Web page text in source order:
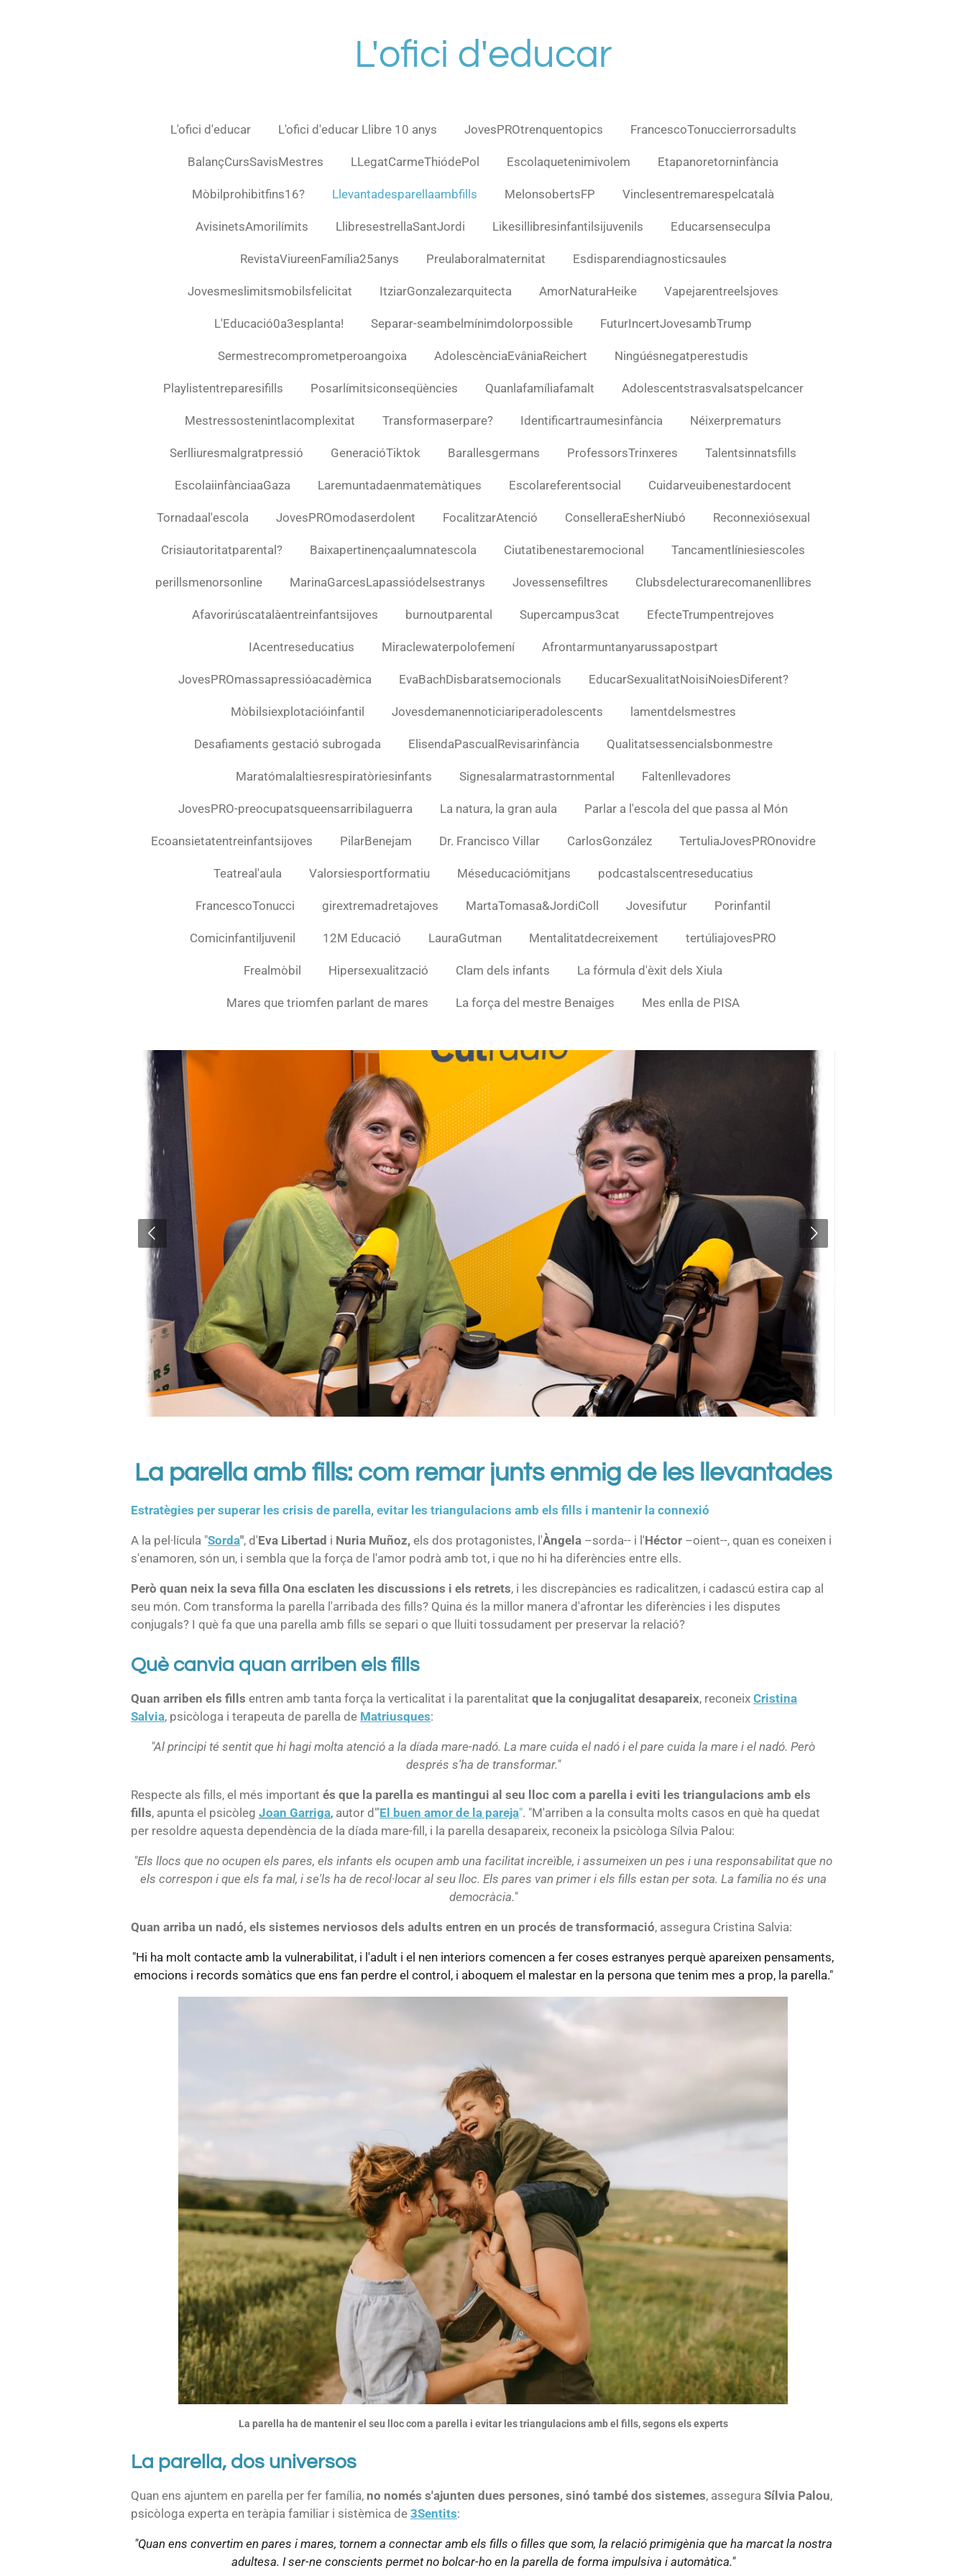
L'ofici d'educar
L'ofici d'educar L'ofici d'educar Llibre 10 anys JovesPROtrenquentopics FrancescoTonuccierrorsadults
BalançCursSavisMestres LLegatCarmeThiódePol Escolaquetenimivolem Etapanoretorninfància
Mòbilprohibitfins16? Llevantadesparellaambfills MelonsobertsFP Vinclesentremarespelcatalà
AvisinetsAmorilímits LlibresestrellaSantJordi Likesillibresinfantilsijuvenils Educarsenseculpa
RevistaViureenFamília25anys Preulaboralmaternitat Esdisparendiagnosticsaules
Jovesmeslimitsmobilsfelicitat ItziarGonzalezarquitecta AmorNaturaHeike Vapejarentreelsjoves
L'Educació0a3esplanta! Separar-seambelmínimdolorpossible FuturIncertJovesambTrump
Sermestrecomprometperoangoixa AdolescènciaEvâniaReichert Ningúésnegatperestudis
Playlistentreparesifills Posarlímitsiconseqüències Quanlafamíliafamalt Adolescentstrasvalsatspelcancer
Mestressostenintlacomplexitat Transformaserpare? Identificartraumesinfància Néixerprematurs
Serlliuresmalgratpressió GeneracióTiktok Barallesgermans ProfessorsTrinxeres Talentsinnatsfills
EscolaiinfànciaaGaza Laremuntadaenmatemàtiques Escolareferentsocial Cuidarveuibenestardocent
Tornadaal'escola JovesPROmodaserdolent FocalitzarAtenció ConselleraEsherNiubó Reconnexiósexual
Crisiautoritatparental? Baixapertinençaalumnatescola Ciutatibenestaremocional Tancamentlíniesiescoles
perillsmenorsonline MarinaGarcesLapassiódelsestranys Jovessensefiltres Clubsdelecturarecomanenllibres
Afavorirúscatalàentreinfantsijoves burnoutparental Supercampus3cat EfecteTrumpentrejoves
IAcentreseducatius Miraclewaterpolofemení Afrontarmuntanyarussapostpart
JovesPROmassapressióacadèmica EvaBachDisbaratsemocionals EducarSexualitatNoisiNoiesDiferent?
Mòbilsiexplotacióinfantil Jovesdemanennoticiariperadolescents lamentdelsmestres
Desafiaments gestació subrogada ElisendaPascualRevisarinfància Qualitatsessencialsbonmestre
Maratómalaltiesrespiratòriesinfants Signesalarmatrastornmental Faltenllevadores
JovesPRO-preocupatsqueensarribilaguerra La natura, la gran aula Parlar a l'escola del que passa al Món
Ecoansietatentreinfantsijoves PilarBenejam Dr. Francisco Villar CarlosGonzález TertuliaJovesPROnovidre
Teatreal'aula Valorsiesportformatiu Méseducaciómitjans podcastalscentreseducatius
FrancescoTonucci girextremadretajoves MartaTomasa&JordiColl Jovesifutur Porinfantil
Comicinfantiljuvenil 12M Educació LauraGutman Mentalitatdecreixement tertúliajovesPRO
Frealmòbil Hipersexualització Clam dels infants La fórmula d'èxit dels Xiula
Mares que triomfen parlant de mares La força del mestre Benaiges Mes enlla de PISA
La parella amb fills: com remar junts enmig de les llevantades
Estratègies per superar les crisis de parella, evitar les triangulacions amb els fills i mantenir la connexió
A la pel·lícula "Sorda", d'Eva Libertad i Nuria Muñoz, els dos protagonistes, l'Àngela –sorda-- i l'Héctor –oient--, quan es coneixen i
s'enamoren, són un, i sembla que la força de l'amor podrà amb tot, i que no hi ha diferències entre ells.
Però quan neix la seva filla Ona esclaten les discussions i els retrets, i les discrepàncies es radicalitzen, i cadascú estira cap al
seu món. Com transforma la parella l'arribada des fills? Quina és la millor manera d'afrontar les diferències i les disputes
conjugals? I què fa que una parella amb fills se separi o que lluiti tossudament per preservar la relació?
Què canvia quan arriben els fills
Quan arriben els fills entren amb tanta força la verticalitat i la parentalitat que la conjugalitat desapareix, reconeix Cristina
Salvia, psicòloga i terapeuta de parella de Matriusques:
"Al principi té sentit que hi hagi molta atenció a la díada mare-nadó. La mare cuida el nadó i el pare cuida la mare i el nadó. Però
després s'ha de transformar."
Respecte als fills, el més important és que la parella es mantingui al seu lloc com a parella i eviti les triangulacions amb els
fills, apunta el psicòleg Joan Garriga, autor d'"El buen amor de la pareja". "M'arriben a la consulta molts casos en què ha quedat
per resoldre aquesta dependència de la díada mare-fill, i la parella desapareix, reconeix la psicòloga Sílvia Palou:
"Els llocs que no ocupen els pares, els infants els ocupen amb una facilitat increïble, i assumeixen un pes i una responsabilitat que no
els correspon i que els fa mal, i se'ls ha de recol·locar al seu lloc. Els pares van primer i els fills estan per sota. La família no és una
democràcia."
Quan arriba un nadó, els sistemes nerviosos dels adults entren en un procés de transformació, assegura Cristina Salvia:
"Hi ha molt contacte amb la vulnerabilitat, i l'adult i el nen interiors comencen a fer coses estranyes perquè apareixen pensaments,
emocions i records somàtics que ens fan perdre el control, i aboquem el malestar en la persona que tenim mes a prop, la parella."
La parella ha de mantenir el seu lloc com a parella i evitar les triangulacions amb el fills, segons els experts
La parella, dos universos
Quan ens ajuntem en parella per fer família, no només s'ajunten dues persones, sinó també dos sistemes, assegura Sílvia Palou,
psicòloga experta en teràpia familiar i sistèmica de 3Sentits:
"Quan ens convertim en pares i mares, tornem a connectar amb els fills o filles que som, la relació primigènia que ha marcat la nostra
adultesa. I ser-ne conscients permet no bolcar-ho en la parella de forma impulsiva i automàtica."